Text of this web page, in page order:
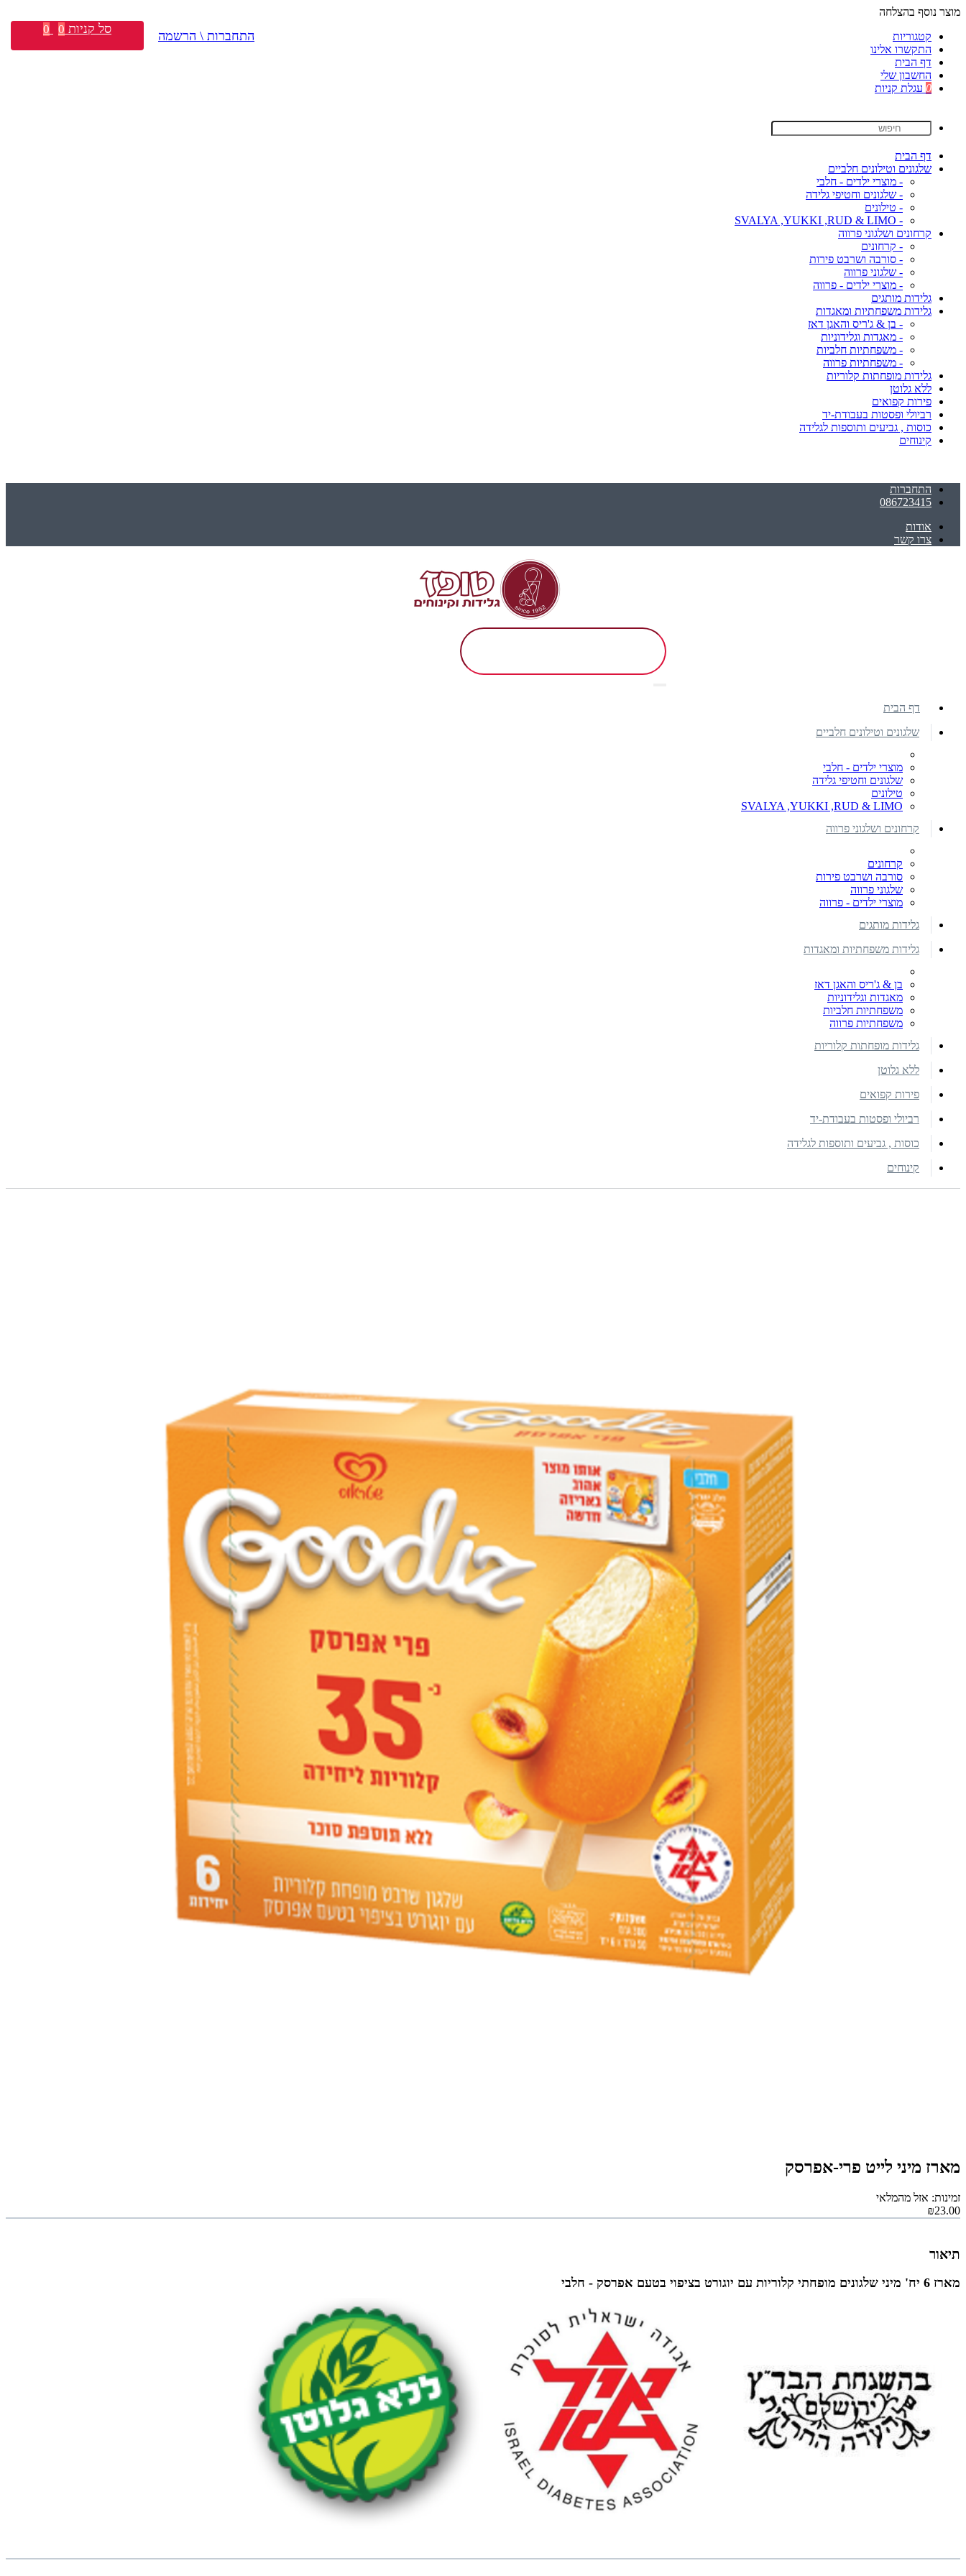
מוצר נוסף בהצלחה
קטגוריות
התקשרו אלינו
דף הבית
החשבון שלי
0 עגלת קניות
דף הבית
שלגונים וטילונים חלביים
- מוצרי ילדים - חלבי
- שלגונים וחטיפי גלידה
- טילונים
- SVALYA ,YUKKI ,RUD & LIMO
קרחונים ושלגוני פרווה
- קרחונים
- סורבה ושרבט פירות
- שלגוני פרווה
- מוצרי ילדים - פרווה
גלידות מותגים
גלידות משפחתיות ומאגדות
- בן & ג'ריס והאגן דאז
- מאגדות וגלידוניות
- משפחתיות חלביות
- משפחתיות פרווה
גלידות מופחתות קלוריות
ללא גלוטן
פירות קפואים
רביולי ופסטות בעבודת-יד
כוסות , גביעים ותוספות לגלידה
קינוחים
התחברות
086723415
אודות
צרו קשר
התחברות \ הרשמה סל קניות 0
0
דף הבית
שלגונים וטילונים חלביים
מוצרי ילדים - חלבי
שלגונים וחטיפי גלידה
טילונים
SVALYA ,YUKKI ,RUD & LIMO
קרחונים ושלגוני פרווה
קרחונים
סורבה ושרבט פירות
שלגוני פרווה
מוצרי ילדים - פרווה
גלידות מותגים
גלידות משפחתיות ומאגדות
בן & ג'ריס והאגן דאז
מאגדות וגלידוניות
משפחתיות חלביות
משפחתיות פרווה
גלידות מופחתות קלוריות
ללא גלוטן
פירות קפואים
רביולי ופסטות בעבודת-יד
כוסות , גביעים ותוספות לגלידה
קינוחים
מארז מיני לייט פרי-אפרסק
זמינות: אזל מהמלאי
₪23.00
תיאור
מארז 6 יח' מיני שלגונים מופחתי קלוריות עם יוגורט בציפוי בטעם אפרסק - חלבי